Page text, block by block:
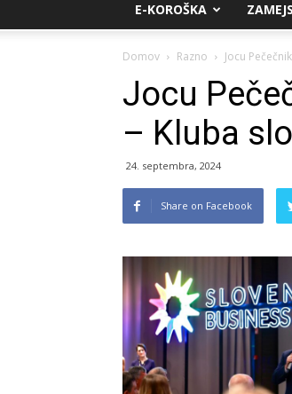
E-KOROŠKA
Domov Razno Jocu
Jocu
– Kluba
24. septembra, 2024
Share on Facebook